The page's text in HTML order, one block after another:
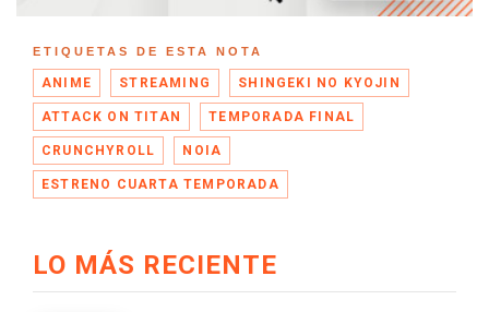
ETIQUETAS DE ESTA NOTA
ANIME STREAMING SHINGEKI NO KYOJIN
ATTACK ON TITAN TEMPORADA FINAL
CRUNCHYROLL NOIA
ESTRENO CUARTA TEMPORADA
LO MÁS RECIENTE